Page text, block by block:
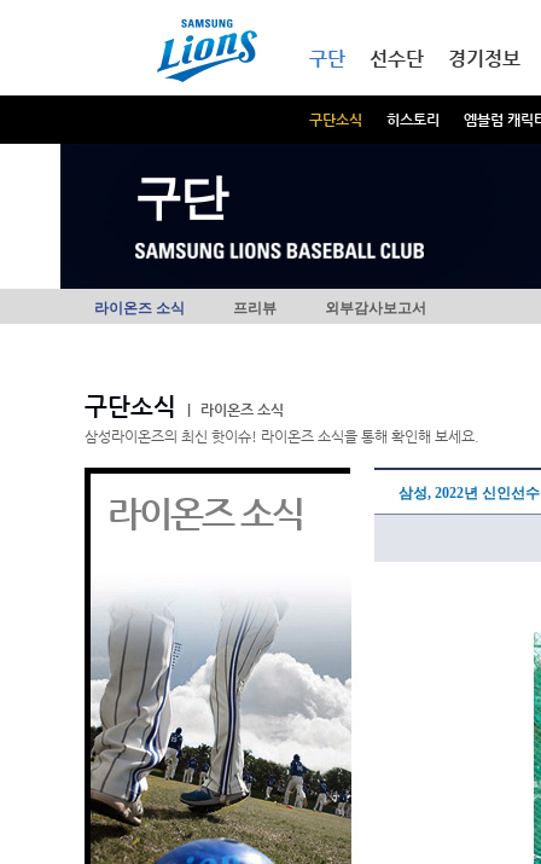
구단
구단소식 히스토리 엠블럼 캐릭
선수단 경기정보
구단
라이온즈 소식 프리뷰 외부감사보고서
구단소식
라이온즈 소식
삼성라이온즈의 최신 핫이슈! 라이온즈 소식을 통해 확인해 보세요.
라이온즈 소식 삼성, 2022년 신인선